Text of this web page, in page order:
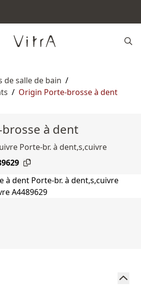
de salle de bain /
/ Origin Porte-brosse à dent
à dent
Porte-br. à dent,s,cuivre